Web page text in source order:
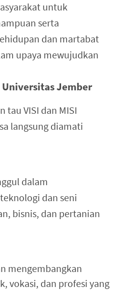
untuk
serta
dan martabat
upaya mewujudkan
Jember
tau VISI dan MISI
langsung diamati
dalam
dan seni
bisnis, dan pertanian
mengembangkan
vokasi, dan profesi yang